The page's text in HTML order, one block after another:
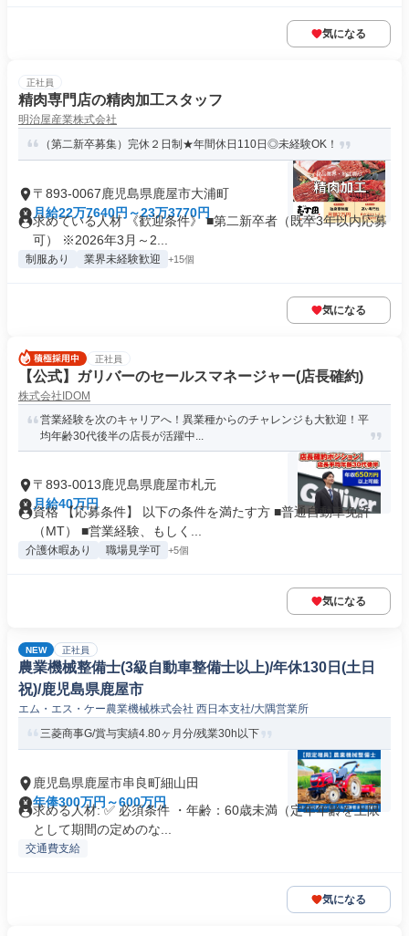
気になる
正社員
精肉専門店の精肉加工スタッフ
明治屋産業株式会社
（第二新卒募集）完休２日制★年間休日110日◎未経験OK！
〒893-0067鹿児島県鹿屋市大浦町
月給22万7640円～23万3770円
求めている人材 《歓迎条件》 ■第二新卒者（既卒3年以内応募
可） ※2026年3月～2...
制服あり 業界未経験歓迎 +15個
気になる
正社員
【公式】ガリバーのセールスマネージャー(店長確約)
株式会社IDOM
営業経験を次のキャリアへ！異業種からのチャレンジも大歓迎！平
均年齢30代後半の店長が活躍中...
〒893-0013鹿児島県鹿屋市札元
月給40万円
資格 【応募条件】 以下の条件を満たす方 ■普通自動車免許
（MT） ■営業経験、もしく...
介護休暇あり 職場見学可 +5個
気になる
NEW 正社員
農業機械整備士(3級自動車整備士以上)/年休130日(土日
祝)/鹿児島県鹿屋市
エム・エス・ケー農業機械株式会社 西日本支社/大隅営業所
三菱商事G/賞与実績4.80ヶ月分/残業30h以下
鹿児島県鹿屋市串良町細山田
年俸300万円～600万円
求める人材: ✅ 必須条件 ・年齢：60歳未満（定年年齢を上限
として期間の定めのな...
交通費支給
気になる